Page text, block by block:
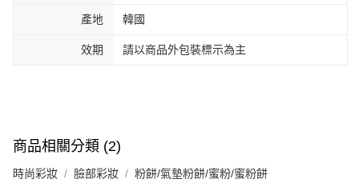
產地 韓國
效期 請以商品外包裝標示為主
商品相關分類 (2)
時尚彩妝 臉部彩妝 粉餅/氣墊粉餅/蜜粉/蜜粉餅